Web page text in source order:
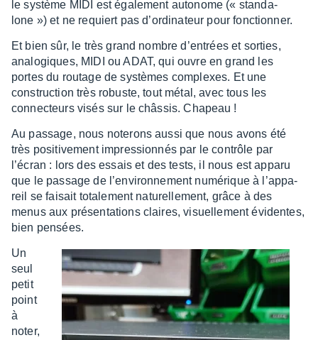
le système MIDI est égale­ment auto­nome (« stan­da­
lone ») et ne requiert pas d’or­di­na­teur pour fonc­tion­ner.
Et bien sûr, le très grand nombre d’en­trées et sorties,
analo­giques, MIDI ou ADAT, qui ouvre en grand les
portes du routage de systèmes complexes. Et une
construc­tion très robuste, tout métal, avec tous les
connec­teurs visés sur le châs­sis. Chapeau !
Au passage, nous note­rons aussi que nous avons été
très posi­ti­ve­ment impres­sion­nés par le contrôle par
l’écran : lors des essais et des tests, il nous est apparu
que le passage de l’en­vi­ron­ne­ment numé­rique à l’ap­pa­
reil se faisait tota­le­ment natu­rel­le­ment, grâce à des
menus aux présen­ta­tions claires, visuel­le­ment évidentes,
bien pensées.
Un
seul
petit
point
à
noter,